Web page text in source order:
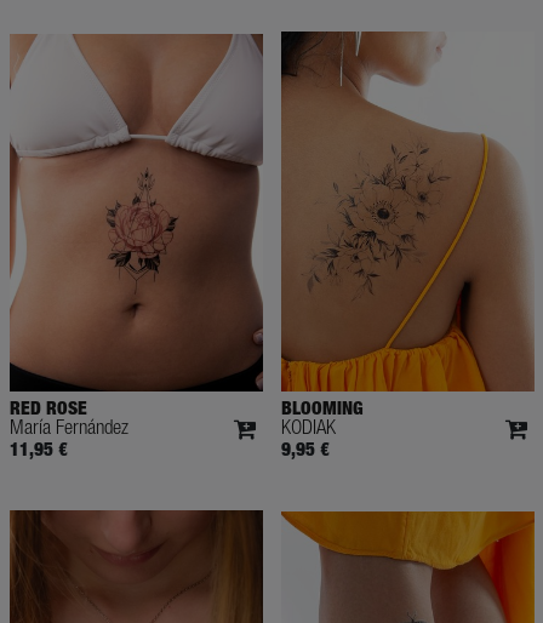
RED ROSE
María Fernández
11,95 €
BLOOMING
KODIAK
9,95 €